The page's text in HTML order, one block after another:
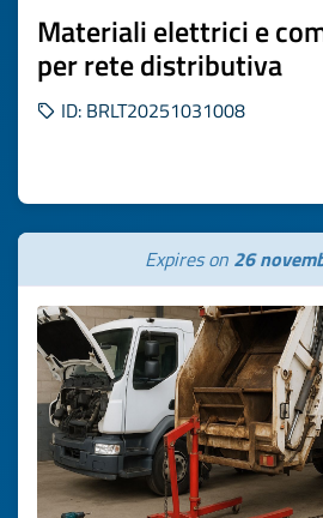
Materiali elettrici e
per rete distributiva
ID: BRLT20251031008
Expires on 26